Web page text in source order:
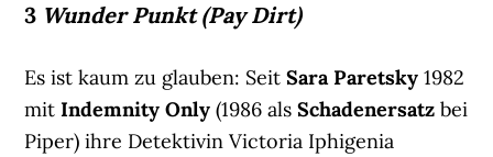
3 Wunder Punkt (Pay Dirt)
Es ist kaum zu glauben: SeitSara Paretsky 1982
mitIndemnity Only (1986 alsSchadenersatz bei
Piper) ihre Detektivin Victoria Iphigenia